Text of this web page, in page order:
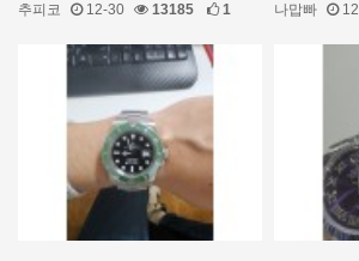
추피코 12-30 13185 1 나맙빠